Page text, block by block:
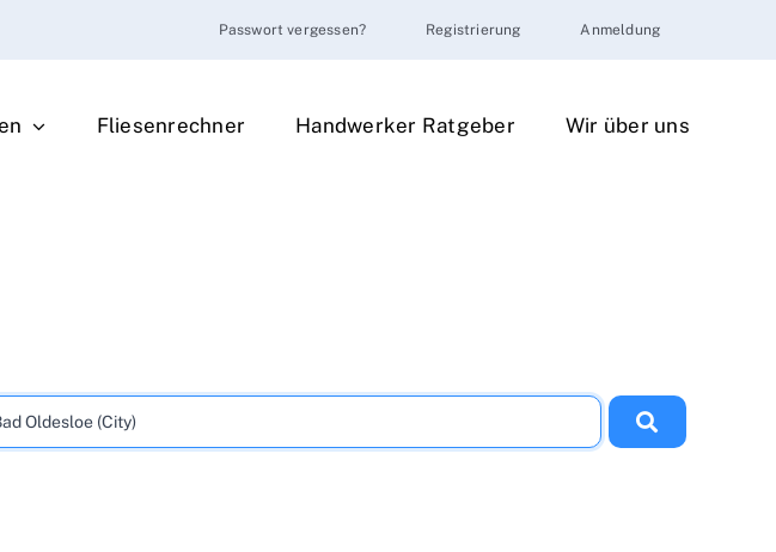
Passwort vergessen? Registrierung Anmeldung
Fliesenrechner Handwerker Ratgeber Wir über uns